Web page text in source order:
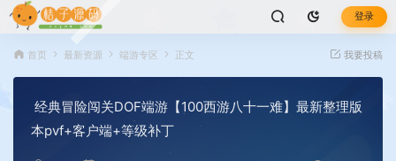
登录
首页 最新资源 端游专区 正文 我要投稿
经典冒险闯关DOF端游【100西游八十一难】最新整理版
本pvf+客户端+等级补丁